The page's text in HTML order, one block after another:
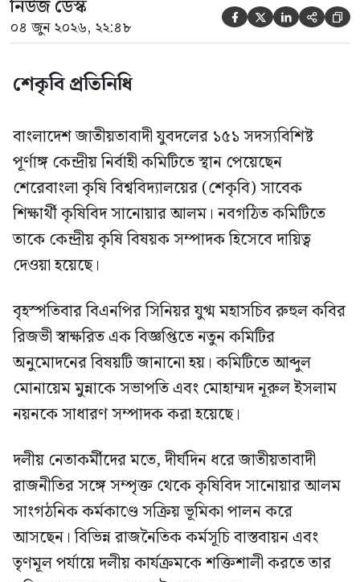
নিউজ ডেস্ক
০৪ জুন ২০২৬, ২২:৪৮     
শেকৃবি প্রতিনিধি
বাংলাদেশ জাতীয়তাবাদী যুবদলের ১৫১ সদস্যবিশিষ্ট
পূর্ণাঙ্গ কেন্দ্রীয় নির্বাহী কমিটিতে স্থান পেয়েছেন
শেরেবাংলা কৃষি বিশ্ববিদ্যালয়ের (শেকৃবি) সাবেক
শিক্ষার্থী কৃষিবিদ সানোয়ার আলম। নবগঠিত কমিটিতে
তাকে কেন্দ্রীয় কৃষি বিষয়ক সম্পাদক হিসেবে দায়িত্ব
দেওয়া হয়েছে।
বৃহস্পতিবার বিএনপির সিনিয়র যুগ্ম মহাসচিব রুহুল কবির
রিজভী স্বাক্ষরিত এক বিজ্ঞপ্তিতে নতুন কমিটির
অনুমোদনের বিষয়টি জানানো হয়। কমিটিতে আব্দুল
মোনায়েম মুন্নাকে সভাপতি এবং মোহাম্মদ নূরুল ইসলাম
নয়নকে সাধারণ সম্পাদক করা হয়েছে।
দলীয় নেতাকর্মীদের মতে, দীর্ঘদিন ধরে জাতীয়তাবাদী
রাজনীতির সঙ্গে সম্পৃক্ত থেকে কৃষিবিদ সানোয়ার আলম
সাংগঠনিক কর্মকাণ্ডে সক্রিয় ভূমিকা পালন করে
আসছেন। বিভিন্ন রাজনৈতিক কর্মসূচি বাস্তবায়ন এবং
তৃণমূল পর্যায়ে দলীয় কার্যক্রমকে শক্তিশালী করতে তার